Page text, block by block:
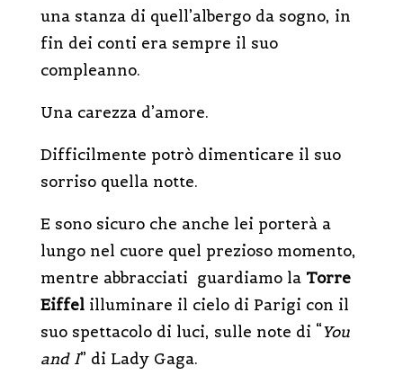
una stanza di quell’albergo da sogno, in
fin dei conti era sempre il suo
compleanno.
Una carezza d’amore.
Difficilmente potrò dimenticare il suo
sorriso quella notte.
E sono sicuro che anche lei porterà a
lungo nel cuore quel prezioso momento,
mentre abbracciati guardiamo la Torre
Eiffelilluminare il cielo di Parigi con il
suo spettacolo di luci, sulle note di “You
and I” di Lady Gaga.